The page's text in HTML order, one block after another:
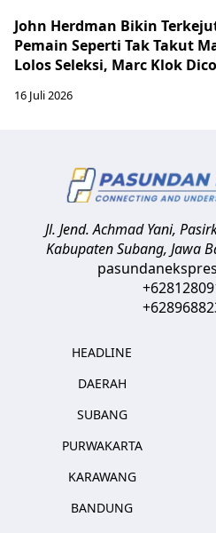
John Herdman Bikin
Pemain Seperti Tak Takut
Lolos Seleksi, Marc Klok
16 Juli 2026
Jl. Jend. Achmad Yani,
Kabupaten Subang, Jawa
HEADLINE
DAERAH
SUBANG
PURWAKARTA
KARAWANG
BANDUNG